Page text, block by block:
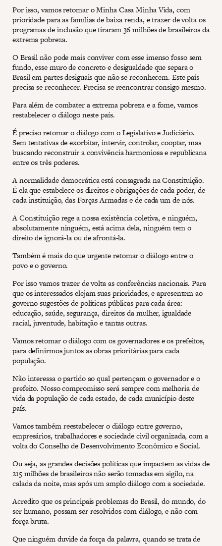
Por isso, vamos retomar o Minha Casa Minha Vida, com
prioridade para as famílias de baixa renda, e trazer de volta os
programas de inclusão que tiraram 36 milhões de brasileiros da
extrema pobreza.
O Brasil não pode mais conviver com esse imenso fosso sem
fundo, esse muro de concreto e desigualdade que separa o
Brasil em partes desiguais que não se reconhecem. Este país
precisa se reconhecer. Precisa se reencontrar consigo mesmo.
Para além de combater a extrema pobreza e a fome, vamos
restabelecer o diálogo neste país.
É preciso retomar o diálogo com o Legislativo e Judiciário.
Sem tentativas de exorbitar, intervir, controlar, cooptar, mas
buscando reconstruir a convivência harmoniosa e republicana
entre os três poderes.
A normalidade democrática está consagrada na Constituição.
É ela que estabelece os direitos e obrigações de cada poder, de
cada instituição, das Forças Armadas e de cada um de nós.
A Constituição rege a nossa existência coletiva, e ninguém,
absolutamente ninguém, está acima dela, ninguém tem o
direito de ignorá-la ou de afrontá-la.
Também é mais do que urgente retomar o diálogo entre o
povo e o governo.
Por isso vamos trazer de volta as conferências nacionais. Para
que os interessados elejam suas prioridades, e apresentem ao
governo sugestões de políticas públicas para cada área:
educação, saúde, segurança, direitos da mulher, igualdade
racial, juventude, habitação e tantas outras.
Vamos retomar o diálogo com os governadores e os prefeitos,
para definirmos juntos as obras prioritárias para cada
população.
Não interessa o partido ao qual pertençam o governador e o
prefeito. Nosso compromisso será sempre com melhoria de
vida da população de cada estado, de cada município deste
país.
Vamos também reestabelecer o diálogo entre governo,
empresários, trabalhadores e sociedade civil organizada, com a
volta do Conselho de Desenvolvimento Econômico e Social.
Ou seja, as grandes decisões políticas que impactem as vidas de
215 milhões de brasileiros não serão tomadas em sigilo, na
calada da noite, mas após um amplo diálogo com a sociedade.
Acredito que os principais problemas do Brasil, do mundo, do
ser humano, possam ser resolvidos com diálogo, e não com
força bruta.
Que ninguém duvide da força da palavra, quando se trata de